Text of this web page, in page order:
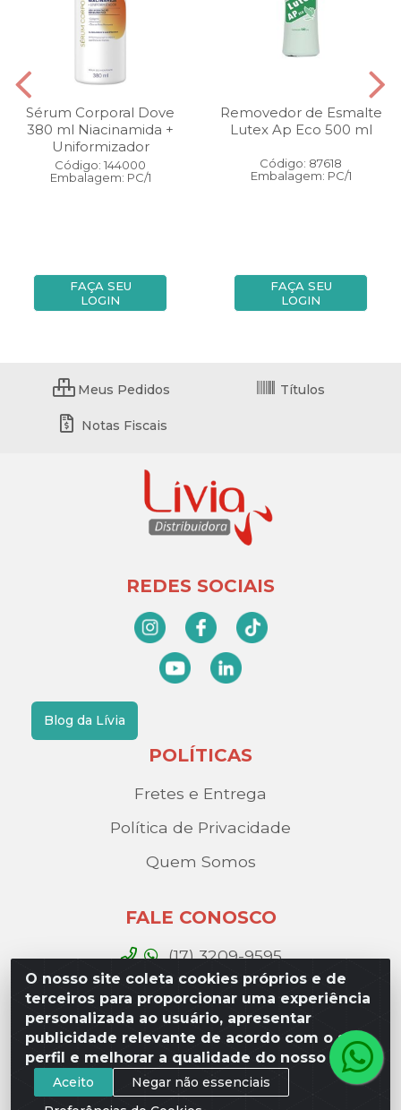
Sérum Corporal Dove
380 ml Niacinamida +
Uniformizador
Código: 144000
Embalagem: PC/1
FAÇA SEU
LOGIN
Removedor de Esmalte
Lutex Ap Eco 500 ml
Código: 87618
Embalagem: PC/1
FAÇA SEU
LOGIN
O nosso site coleta cookies próprios e de
terceiros para proporcionar uma experiência
personalizada ao usuário, apresentar
publicidade relevante de acordo com o seu
perfil e melhorar a qualidade do nosso site.
Aceito
Negar não essenciais
Meus Pedidos Títulos
Notas Fiscais
REDES SOCIAIS
Blog da Lívia
POLÍTICAS
Fretes e Entrega
Política de Privacidade
Quem Somos
FALE CONOSCO
(17) 3209-9595
contato@liviadistribuidora.com.br
BAIXE NOSSO APP